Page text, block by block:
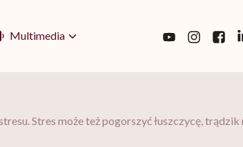
Multimedia
Stres może też pogorszyć łuszczycę,